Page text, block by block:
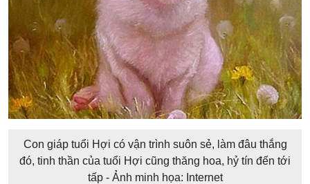
Con giáp tuổi Hợi có vận trình suôn sẻ, làm đâu thắng
đó, tinh thần của tuổi Hợi cũng thăng hoa, hỷ tín đến tới
tấp - Ảnh minh họa: Internet